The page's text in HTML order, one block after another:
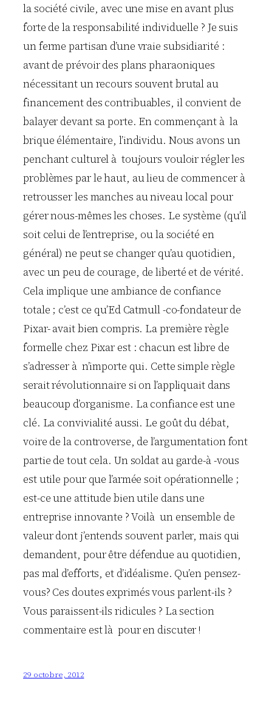
la société civile, avec une mise en avant plus
forte de la responsabilité individuelle ? Je suis
un ferme partisan d’une vraie subsidiarité :
avant de prévoir des plans pharaoniques
nécessitant un recours souvent brutal au
financement des contribuables, il convient de
balayer devant sa porte. En commençant à la
brique élémentaire, l’individu. Nous avons un
penchant culturel à toujours vouloir régler les
problèmes par le haut, au lieu de commencer à
retrousser les manches au niveau local pour
gérer nous-mêmes les choses. Le système (qu’il
soit celui de l’entreprise, ou la société en
général) ne peut se changer qu’au quotidien,
avec un peu de courage, de liberté et de vérité.
Cela implique une ambiance de confiance
totale ; c’est ce qu’Ed Catmull -co-fondateur de
Pixar- avait bien compris. La première règle
formelle chez Pixar est : chacun est libre de
s’adresser à n’importe qui. Cette simple règle
serait révolutionnaire si on l’appliquait dans
beaucoup d’organisme. La confiance est une
clé. La convivialité aussi. Le goût du débat,
voire de la controverse, de l’argumentation font
partie de tout cela. Un soldat au garde-à -vous
est utile pour que l’armée soit opérationnelle ;
est-ce une attitude bien utile dans une
entreprise innovante ? Voilà un ensemble de
valeur dont j’entends souvent parler, mais qui
demandent, pour être défendue au quotidien,
pas mal d’efforts, et d’idéalisme. Qu’en pensez-
vous? Ces doutes exprimés vous parlent-ils ?
Vous paraissent-ils ridicules ? La section
commentaire est là pour en discuter !
29 octobre, 2012